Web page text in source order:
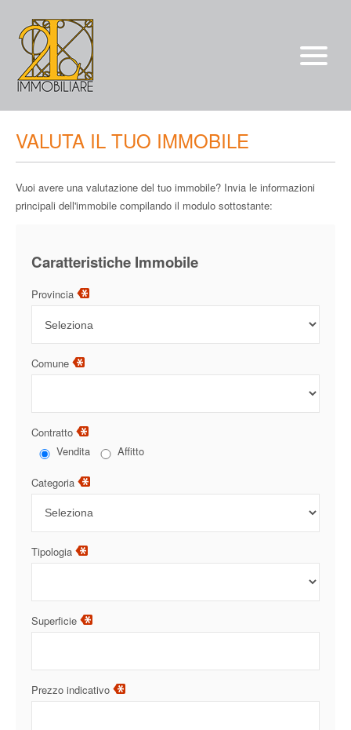
Affitti
chi siamo
VALUTA IL TUO IMMOBILE
Vuoi avere una valutazione del tuo immobile? Invia le informazioni
principali dell'immobile compilando il modulo sottostante:
Caratteristiche Immobile
Provincia
Comune
Contratto
Vendita
Affitto
Categoria
Tipologia
Superficie
Prezzo indicativo